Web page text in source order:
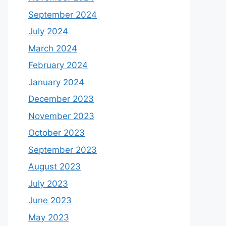
September 2024
July 2024
March 2024
February 2024
January 2024
December 2023
November 2023
October 2023
September 2023
August 2023
July 2023
June 2023
May 2023